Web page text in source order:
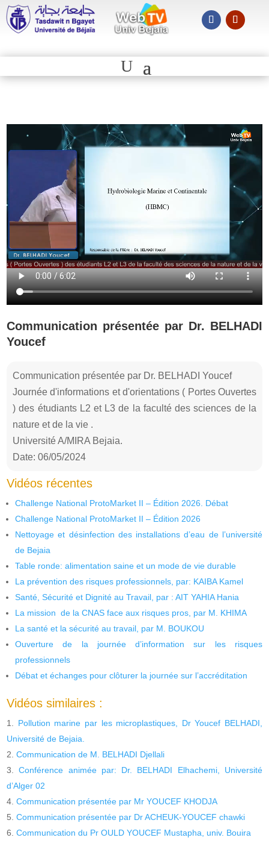
Communication présentée par Dr. BELHADI
Youcef
Communication présentée par Dr. BELHADI Youcef
Journée d'informations et d'orientations ( Portes Ouvertes
) des étudiants L2 et L3 de la faculté des sciences de la
nature et de la vie .
Université A/MIRA Bejaia.
Date: 06/05/2024
Vidéos récentes
Challenge National ProtoMarket II – Édition 2026. Débat
Challenge National ProtoMarket II – Édition 2026
Nettoyage et désinfection des installations d’eau de l’université
de Bejaia
Table ronde: alimentation saine et un mode de vie durable
La prévention des risques professionnels, par: KAIBA Kamel
Santé, Sécurité et Dignité au Travail, par : AIT YAHIA Hania
La mission de la CNAS face aux risques pros, par M. KHIMA
La santé et la sécurité au travail, par M. BOUKOU
Ouverture de la journée d’information sur les risques
professionnels
Débat et échanges pour clôturer la journée sur l’accréditation
Vidéos similaires :
Pollution marine par les microplastiques, Dr Youcef BELHADI,
Université de Bejaia.
Communication de M. BELHADI Djellali
Conférence animée par: Dr. BELHADI Elhachemi, Université
d’Alger 02
Communication présentée par Mr YOUCEF KHODJA
Communication présentée par Dr ACHEUK-YOUCEF chawki
Communication du Pr OULD YOUCEF Mustapha, univ. Bouira